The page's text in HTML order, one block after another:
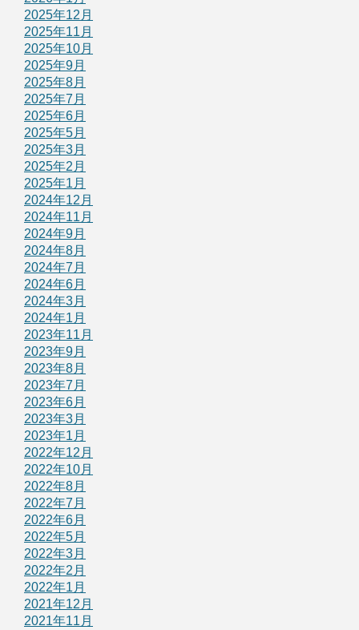
2025年12月
2025年11月
2025年10月
2025年9月
2025年8月
2025年7月
2025年6月
2025年5月
2025年3月
2025年2月
2025年1月
2024年12月
2024年11月
2024年9月
2024年8月
2024年7月
2024年6月
2024年3月
2024年1月
2023年11月
2023年9月
2023年8月
2023年7月
2023年6月
2023年3月
2023年1月
2022年12月
2022年10月
2022年8月
2022年7月
2022年6月
2022年5月
2022年3月
2022年2月
2022年1月
2021年12月
2021年11月